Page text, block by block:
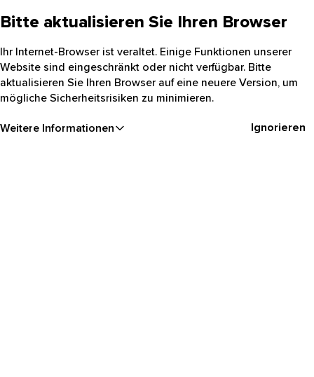
Bitte aktualisieren Sie Ihren Browser
Ihr Internet-Browser ist veraltet. Einige Funktionen unserer
Website sind eingeschränkt oder nicht verfügbar. Bitte
aktualisieren Sie Ihren Browser auf eine neuere Version, um
mögliche Sicherheitsrisiken zu minimieren.
Weitere Informationen Ignorieren